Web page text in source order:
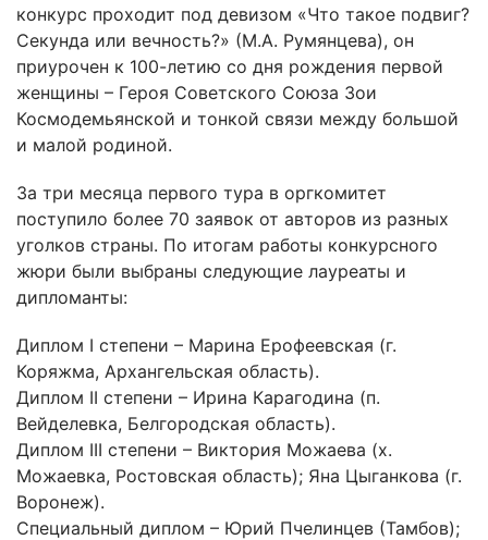
конкурс проходит под девизом «Что такое подвиг?
Секунда или вечность?» (М.А. Румянцева), он
приурочен к 100-летию со дня рождения первой
женщины – Героя Советского Союза Зои
Космодемьянской и тонкой связи между большой
и малой родиной.
За три месяца первого тура в оргкомитет
поступило более 70 заявок от авторов из разных
уголков страны. По итогам работы конкурсного
жюри были выбраны следующие лауреаты и
дипломанты:
Диплом I степени – Марина Ерофеевская (г.
Коряжма, Архангельская область).
Диплом II степени – Ирина Карагодина (п.
Вейделевка, Белгородская область).
Диплом III степени – Виктория Можаева (х.
Можаевка, Ростовская область); Яна Цыганкова (г.
Воронеж).
Специальный диплом – Юрий Пчелинцев (Тамбов);